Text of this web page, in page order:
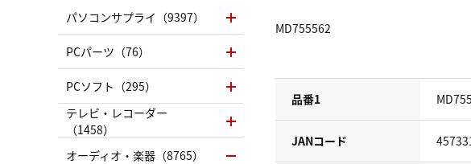
MD755562
品番1
JANコード
パソコンサプライ（9397）
PCパーツ（76）
PCソフト（295）
テレビ・レコーダー
（1458）
オーディオ・楽器（8765）